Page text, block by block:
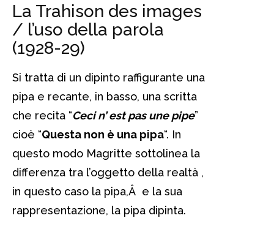
La Trahison des images
/ l’uso della parola
(1928-29)
Si tratta di un dipinto raffigurante una
pipa e recante, in basso, una scritta
che recita “Ceci n’ est pas une pipe”
cioè “Questa non è una pipa“. In
questo modo Magritte sottolinea la
differenza tra l’oggetto della realtà ,
in questo caso la pipa,Â e la sua
rappresentazione, la pipa dipinta.